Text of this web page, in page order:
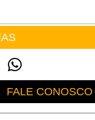
FALE CONOSCO